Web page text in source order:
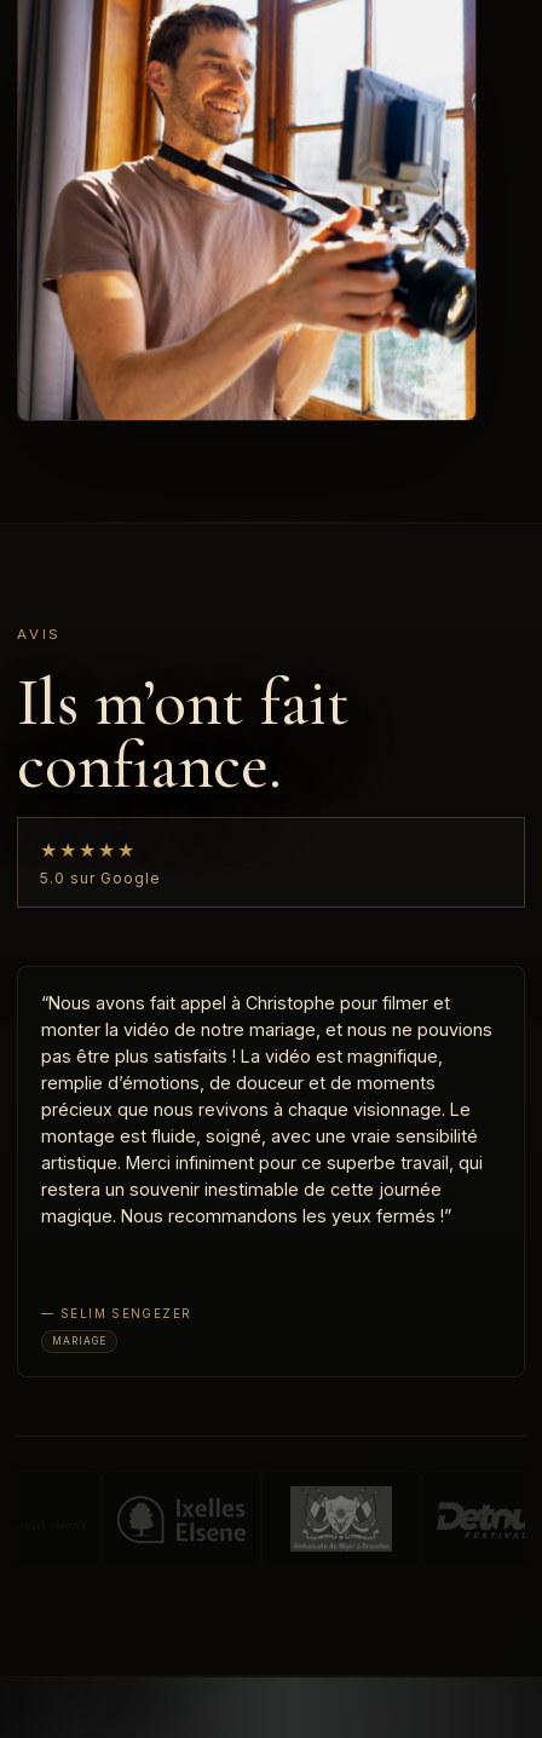
AVIS
Ils m’ont fait
confiance.
★★★★★
5.0 sur Google
“Nous avons fait appel à Christophe pour filmer et
monter la vidéo de notre mariage, et nous ne pouvions
pas être plus satisfaits ! La vidéo est magnifique,
remplie d’émotions, de douceur et de moments
précieux que nous revivons à chaque visionnage. Le
montage est fluide, soigné, avec une vraie sensibilité
artistique. Merci infiniment pour ce superbe travail, qui
restera un souvenir inestimable de cette journée
magique. Nous recommandons les yeux fermés !”
— SELIM SENGEZER
MARIAGE